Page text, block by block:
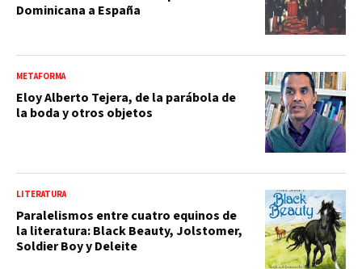
Dominicana a España
METAFORMA
Eloy Alberto Tejera, de la parábola de
la boda y otros objetos
LITERATURA
Paralelismos entre cuatro equinos de
la literatura: Black Beauty, Jolstomer,
Soldier Boy y Deleite